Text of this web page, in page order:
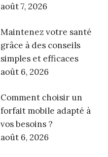
août 7, 2026
Maintenez votre santé
grâce à des conseils
simples et efficaces
août 6, 2026
Comment choisir un
forfait mobile adapté à
vos besoins ?
août 6, 2026